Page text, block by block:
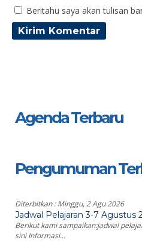
Beritahu saya akan tulisan
Agenda Terbaru
Pengumuman
Diterbitkan :Minggu, 2 Agu 2026
Jadwal Pelajaran 3-7 Agustus
Berikut kami sampaikan:jadwal
sini Informasi...